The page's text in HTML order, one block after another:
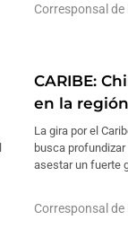
Corresponsal de
CARIBE:
en la región
La gira por el
busca
asestar un fuerte
Corresponsal de